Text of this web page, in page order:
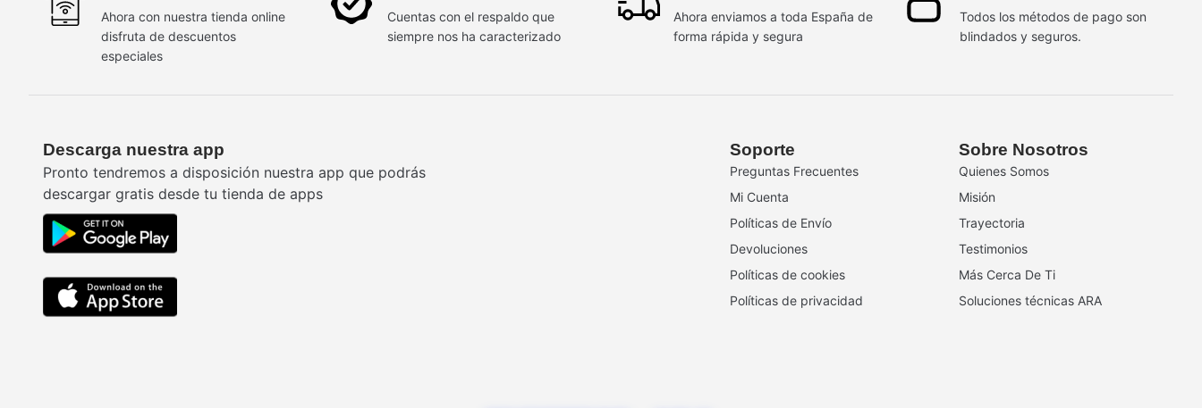
Ahora con nuestra tienda online
disfruta de descuentos
especiales
Cuentas con el respaldo que
siempre nos ha caracterizado
Ahora enviamos a toda España de
forma rápida y segura
Todos los métodos de pago son
blindados y seguros.
Descarga nuestra app
Pronto tendremos a disposición nuestra app que podrás
descargar gratis desde tu tienda de apps
Soporte
Preguntas Frecuentes
Mi Cuenta
Políticas de Envío
Devoluciones
Políticas de cookies
Políticas de privacidad
Sobre Nosotros
Quienes Somos
Misión
Trayectoria
Testimonios
Más Cerca De Ti
Soluciones técnicas ARA